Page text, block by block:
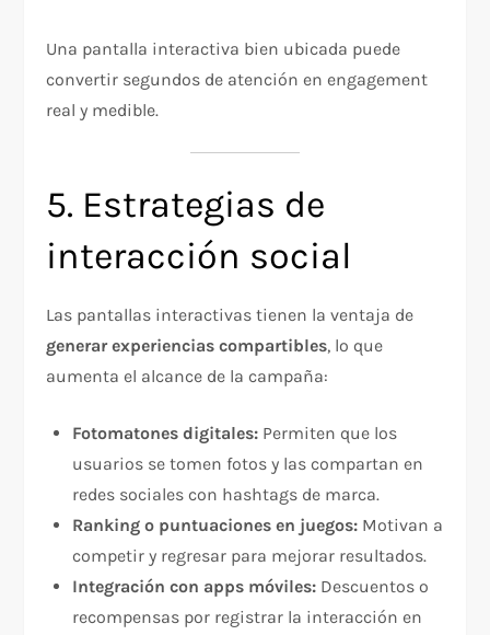
Una pantalla interactiva bien ubicada puede
convertir segundos de atención en engagement
real y medible.
5. Estrategias de
interacción social
Las pantallas interactivas tienen la ventaja de
generar experiencias compartibles, lo que
aumenta el alcance de la campaña:
Fotomatones digitales: Permiten que los
usuarios se tomen fotos y las compartan en
redes sociales con hashtags de marca.
Ranking o puntuaciones en juegos: Motivan a
competir y regresar para mejorar resultados.
Integración con apps móviles: Descuentos o
recompensas por registrar la interacción en